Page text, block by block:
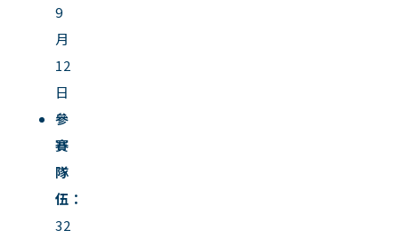
9
月
12
日
參
賽
隊
伍：
32